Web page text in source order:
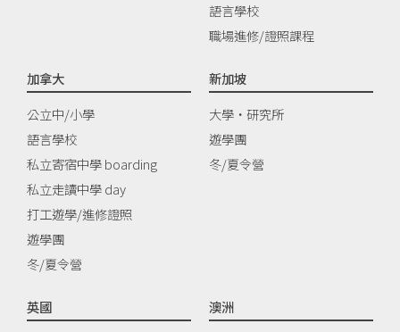
語言學校
職場進修/證照課程
加拿大
公立中/小學
語言學校
私立寄宿中學 boarding
私立走讀中學 day
打工遊學/進修證照
遊學團
冬/夏令營
新加坡
大學‧研究所
遊學團
冬/夏令營
英國
澳洲